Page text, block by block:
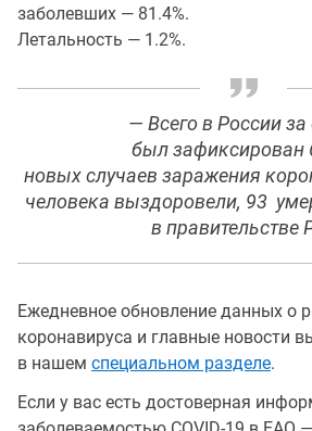
заболевших — 81.4%.
Летальность — 1.2%.
— Всего в России за
был зафиксирован
новых случаев заражения
человека выздоровели, 93
в правительстве
Ежедневное обновление данных о
коронавируса и главные новости
в нашем специальном разделе.
Если у вас есть достоверная